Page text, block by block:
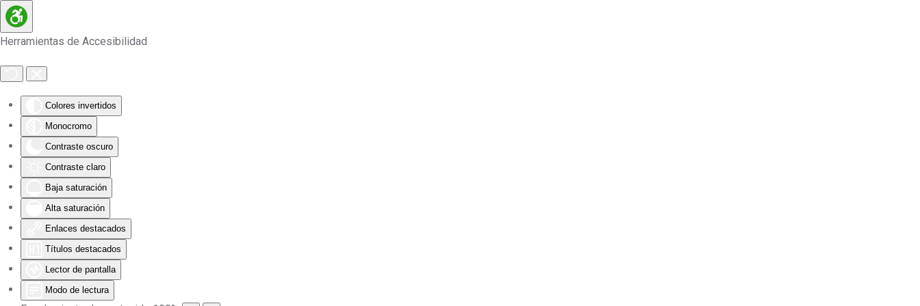
Herramientas de Accesibilidad
Colores invertidos
Monocromo
Contraste oscuro
Contraste claro
Baja saturación
Alta saturación
Enlaces destacados
Títulos destacados
Lector de pantalla
Modo de lectura
Skip to main content